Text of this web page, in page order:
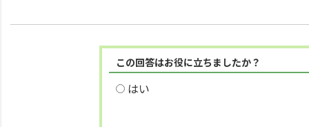
この回答はお役に立ちましたか？
はい